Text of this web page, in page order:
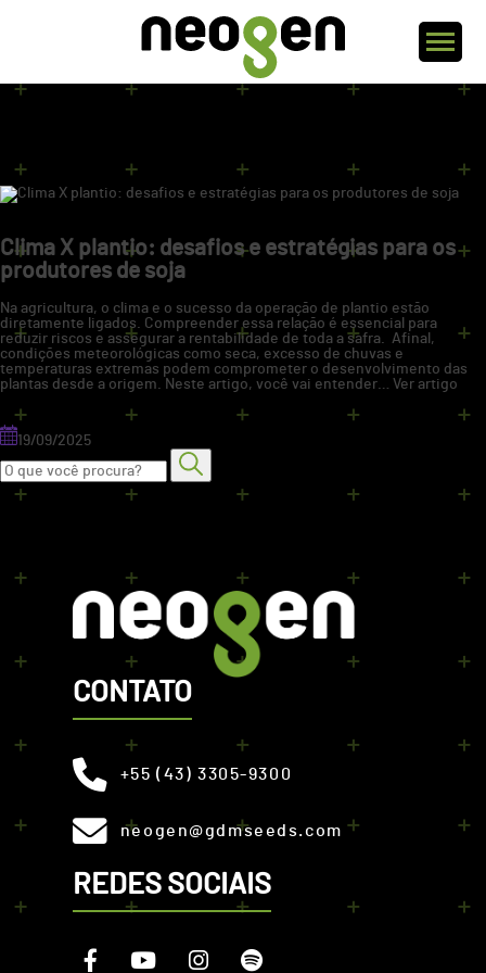
Clima X plantio: desafios e estratégias para os
produtores de soja
Na agricultura, o clima e o sucesso da operação de plantio estão
diretamente ligados. Compreender essa relação é essencial para
reduzir riscos e assegurar a rentabilidade de toda a safra. Afinal,
condições meteorológicas como seca, excesso de chuvas e
temperaturas extremas podem comprometer o desenvolvimento das
plantas desde a origem. Neste artigo, você vai entender… Ver artigo
19/09/2025
CONTATO
+55 (43) 3305-9300
neogen@gdmseeds.com
REDES SOCIAIS